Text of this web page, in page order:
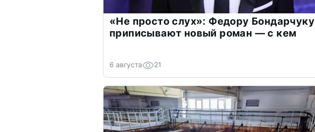
«Не просто слух»: Федору Бондарчуку
приписывают новый роман — с кем
6 августа 21